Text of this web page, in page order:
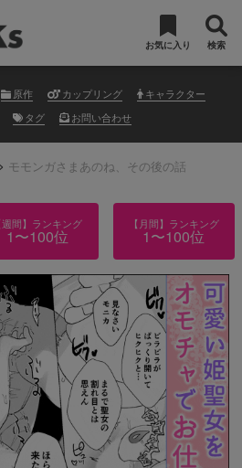
お気に入り 検索
原作 カップリング
キャラクター
タグ お問い合わせ
モモンガさまあのね、その後の話
週間】ランキング
1〜100位
【月間】ランキング
1〜100位